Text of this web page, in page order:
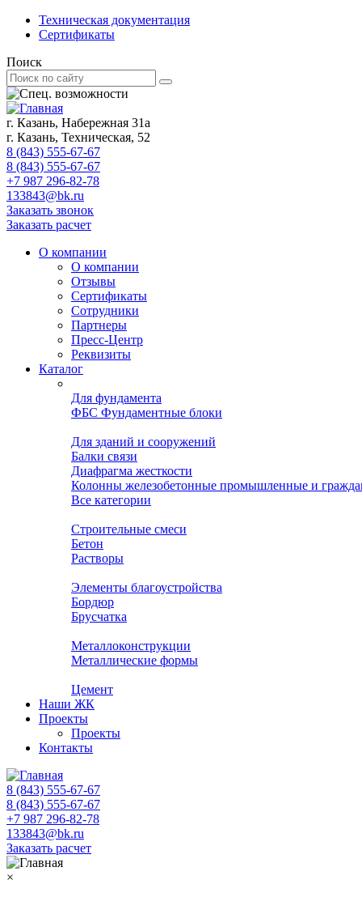
Техническая документация
Сертификаты
Поиск
г. Казань, Набережная 31а
г. Казань, Техническая, 52
8 (843) 555-67-67
8 (843) 555-67-67
+7 987 296-82-78
133843@bk.ru
Заказать звонок
Заказать расчет
О компании
О компании
Отзывы
Сертификаты
Сотрудники
Партнеры
Пресс-Центр
Реквизиты
Каталог
Для фундамента
ФБС Фундаментные блоки
Для зданий и сооружений
Балки связи
Диафрагма жесткости
Колонны железобетонные промышленные и
Все категории
Строительные смеси
Бетон
Растворы
Элементы благоустройства
Бордюр
Брусчатка
Металлоконструкции
Металлические формы
Цемент
Наши ЖК
Проекты
Проекты
Контакты
8 (843) 555-67-67
8 (843) 555-67-67
+7 987 296-82-78
133843@bk.ru
Заказать расчет
×